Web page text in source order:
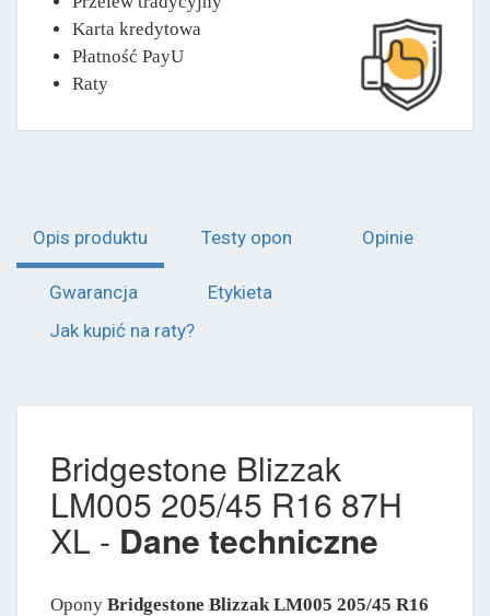
Karta kredytowa
Płatność PayU
Raty
Opis produktu Testy opon Opinie
Gwarancja
Etykieta
Jak kupić na raty?
Bridgestone Blizzak
LM005 205/45 R16 87H
XL - Dane techniczne
Opony Bridgestone Blizzak LM005 205/45 R16